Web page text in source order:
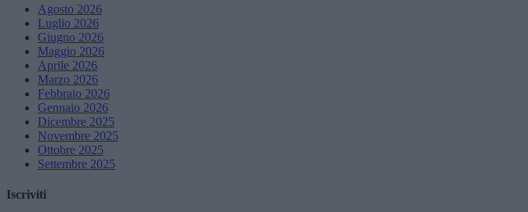
Agosto 2026
Luglio 2026
Giugno 2026
Maggio 2026
Aprile 2026
Marzo 2026
Febbraio 2026
Gennaio 2026
Dicembre 2025
Novembre 2025
Ottobre 2025
Settembre 2025
Iscriviti